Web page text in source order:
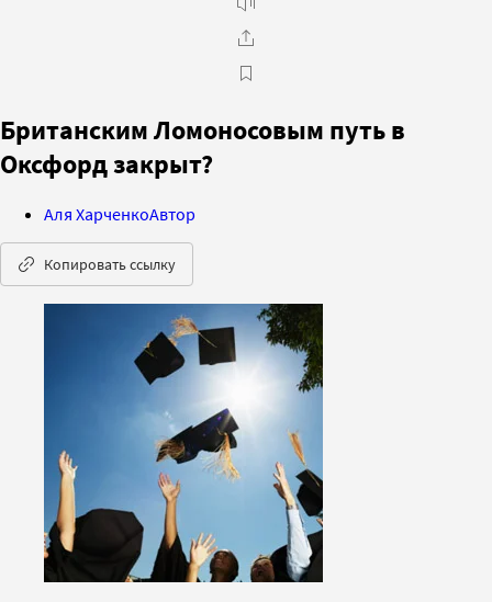
Британским Ломоносовым путь в
Оксфорд закрыт?
Аля ХарченкоАвтор
Копировать ссылку